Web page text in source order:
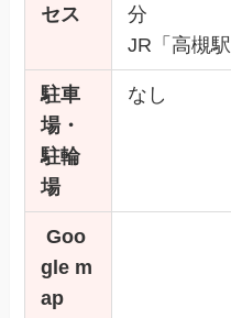
セス
分
JR「高槻
駐車
場・
駐輪
場
なし
Goo
gle m
ap